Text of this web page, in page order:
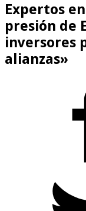
Expertos
presión de
inversores
alianzas»